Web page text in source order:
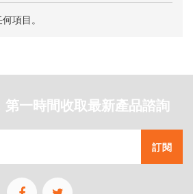
項目。
一時間收取最新產品諮詢
訂閱